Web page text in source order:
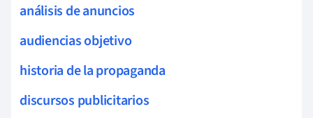
análisis de anuncios
audiencias objetivo
historia de la propaganda
discursos publicitarios